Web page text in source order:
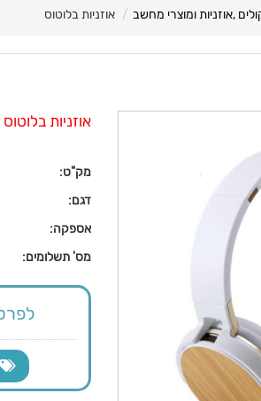
,אוזניות ומוצרי מחשב אוזניות בלוטוס
אוזניות
מק"ט:
דגם:
אספקה:
מס' תשלומים: